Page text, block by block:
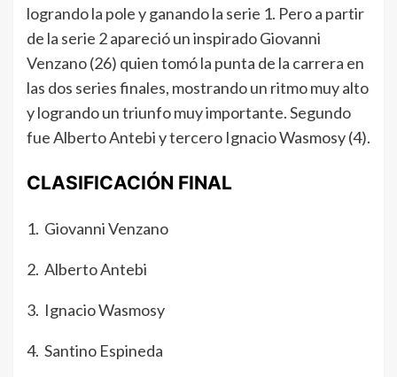
logrando la pole y ganando la serie 1. Pero a partir
de la serie 2 apareció un inspirado Giovanni
Venzano (26) quien tomó la punta de la carrera en
las dos series finales, mostrando un ritmo muy alto
y logrando un triunfo muy importante. Segundo
fue Alberto Antebi y tercero Ignacio Wasmosy (4).
CLASIFICACIÓN FINAL
1. Giovanni Venzano
2. Alberto Antebi
3. Ignacio Wasmosy
4. Santino Espineda